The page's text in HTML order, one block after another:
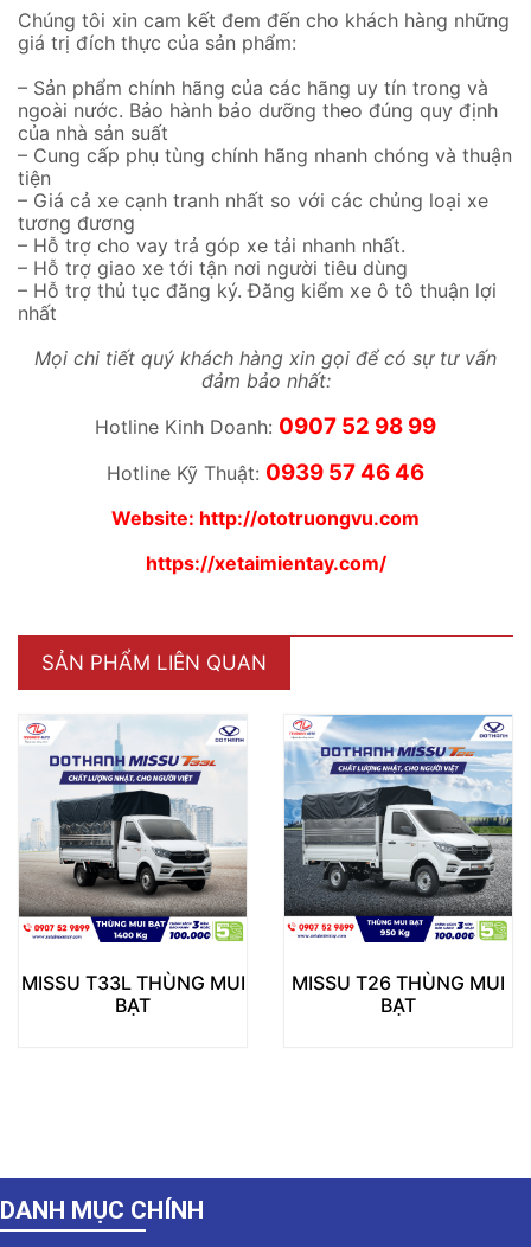
Chúng tôi xin cam kết đem đến cho khách hàng những
giá trị đích thực của sản phẩm:
– Sản phẩm chính hãng của các hãng uy tín trong và
ngoài nước. Bảo hành bảo dưỡng theo đúng quy định
của nhà sản suất
– Cung cấp phụ tùng chính hãng nhanh chóng và thuận
tiện
– Giá cả xe cạnh tranh nhất so với các chủng loại xe
tương đương
– Hỗ trợ cho vay trả góp xe tải nhanh nhất.
– Hỗ trợ giao xe tới tận nơi người tiêu dùng
– Hỗ trợ thủ tục đăng ký. Đăng kiểm xe ô tô thuận lợi
nhất
Mọi chi tiết quý khách hàng xin gọi để có sự tư vấn
đảm bảo nhất:
Hotline Kinh Doanh: 0907 52 98 99
Hotline Kỹ Thuật: 0939 57 46 46
Website: http://ototruongvu.com
https://xetaimientay.com/
SẢN PHẨM LIÊN QUAN
MISSU T26 THÙNG MUI
BẠT
MISSU T26 THÙNG
LỬNG
DANH MỤC CHÍNH